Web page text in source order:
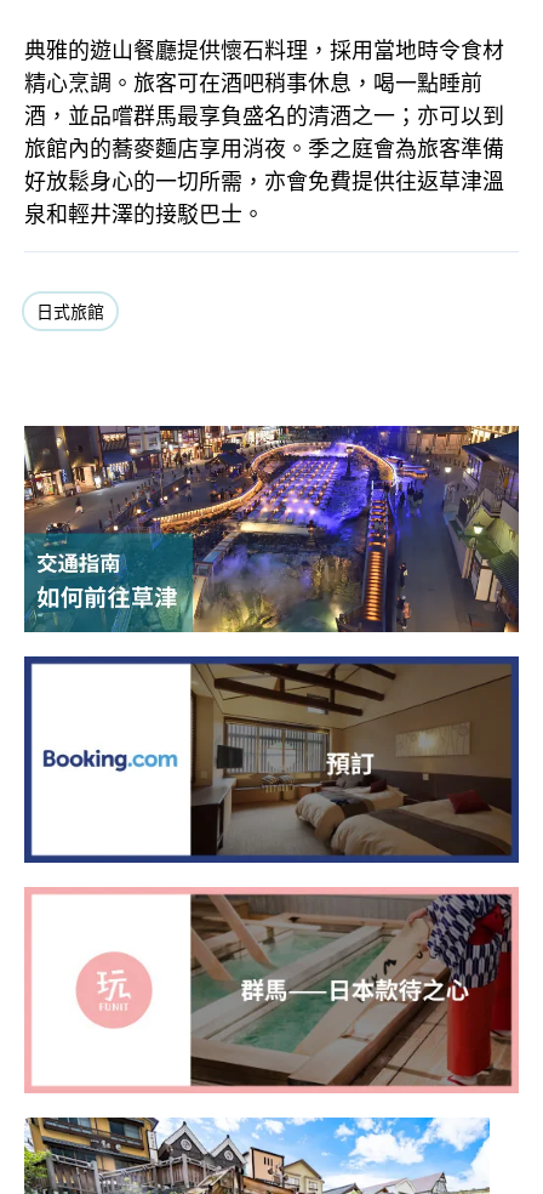
典雅的遊山餐廳提供懷石料理，採用當地時令食材
精心烹調。旅客可在酒吧稍事休息，喝一點睡前
酒，並品嚐群馬最享負盛名的清酒之一；亦可以到
旅館內的蕎麥麵店享用消夜。季之庭會為旅客準備
好放鬆身心的一切所需，亦會免費提供往返草津溫
泉和輕井澤的接駁巴士。
日式旅館